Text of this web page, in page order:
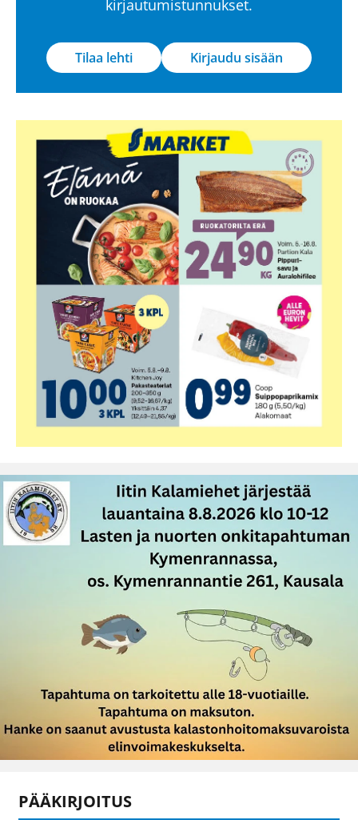
kirjautumistunnukset.
Tilaa lehti Kirjaudu sisään
PÄÄKIRJOITUS